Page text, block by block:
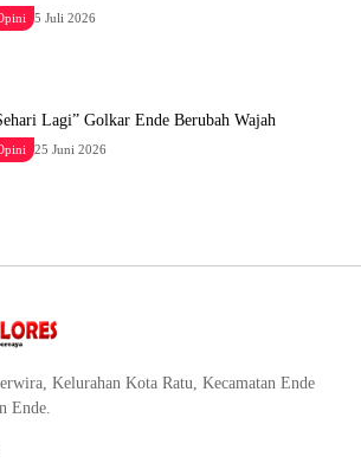
5 Juli 2026
Lagi” Golkar Ende Berubah Wajah
25 Juni 2026
Kelurahan Kota Ratu, Kecamatan Ende
Ende.